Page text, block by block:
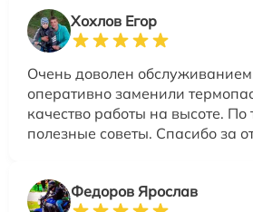
Хохлов Егор
Очень доволен
оперативно заменили
качество работы на высоте.
полезные советы. Спасибо за
Федоров Ярослав